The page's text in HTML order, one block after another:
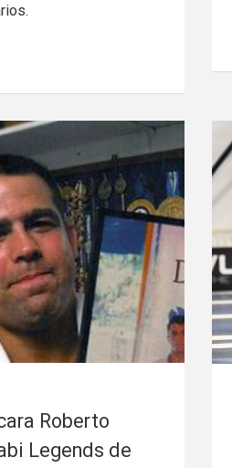
Roberto
Legends de